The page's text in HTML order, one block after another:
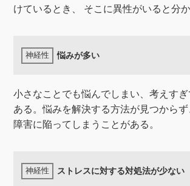
けているとき、 そこに異性がいると分
悩みが多い
小さなことでも悩んでしまい、考えす
ある。悩みを解決する方法が見つから
障害に陥ってしまうことがある。
ストレスに対する対処法が少ない